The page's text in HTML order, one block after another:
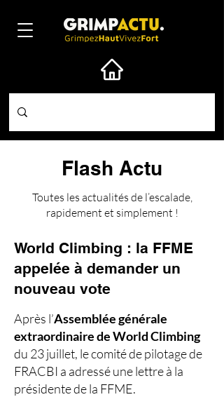
Flash Actu
Toutes les actualités de l’escalade,
rapidement et simplement !
World Climbing : la FFME
appelée à demander un
nouveau vote
Après l’Assemblée générale
extraordinaire de World Climbing
du 23 juillet, le comité de pilotage de
FRACBI a adressé une lettre à la
présidente de la FFME.